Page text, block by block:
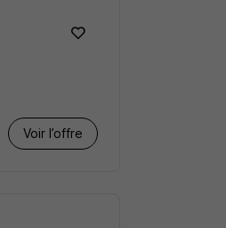
Voir l’offre